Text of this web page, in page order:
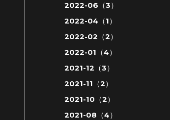
2022-06（3）
2022-04（1）
2022-02（2）
2022-01（4）
2021-12（3）
2021-11（2）
2021-10（2）
2021-08（4）